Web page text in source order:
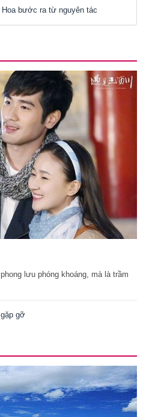
bước ra từ nguyên tác
lưu phóng khoáng, mà là trầm
gỡ